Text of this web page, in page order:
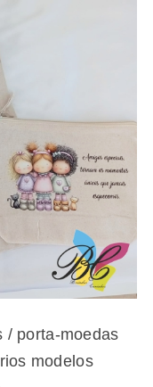
/ porta-
– vários
/ porta-moedas
modelos